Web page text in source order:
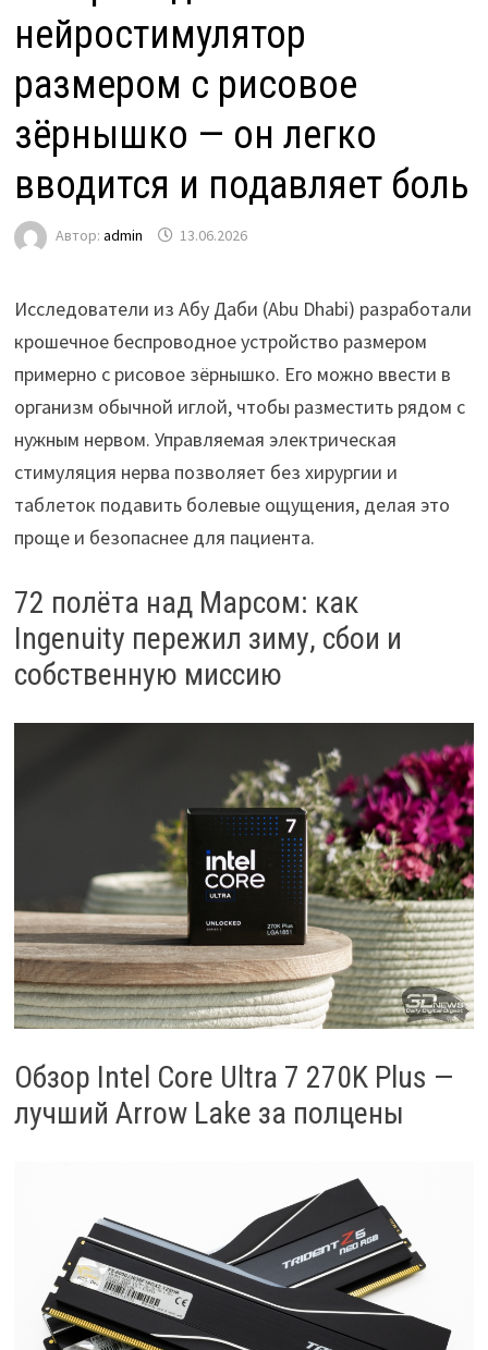
нейростимулятор
размером с рисовое
зёрнышко — он легко
вводится и подавляет боль
Автор: admin 13.06.2026
Исследователи из Абу Даби (Abu Dhabi) разработали
крошечное беспроводное устройство размером
примерно с рисовое зёрнышко. Его можно ввести в
организм обычной иглой, чтобы разместить рядом с
нужным нервом. Управляемая электрическая
стимуляция нерва позволяет без хирургии и
таблеток подавить болевые ощущения, делая это
проще и безопаснее для пациента.
72 полёта над Марсом: как
Ingenuity пережил зиму, сбои и
собственную миссию
Обзор Intel Core Ultra 7 270K Plus —
лучший Arrow Lake за полцены